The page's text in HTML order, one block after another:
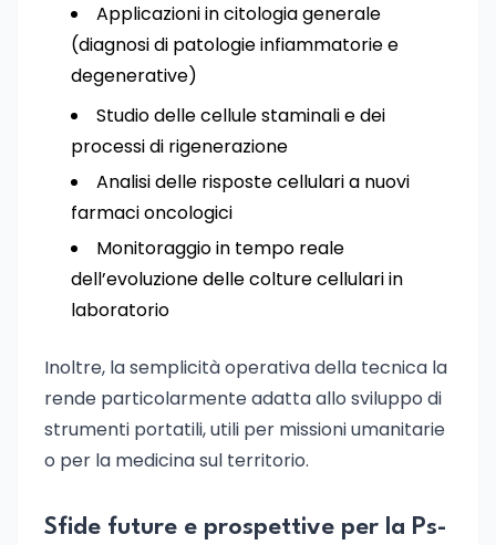
Applicazioni in citologia generale
(diagnosi di patologie infiammatorie e
degenerative)
Studio delle cellule staminali e dei
processi di rigenerazione
Analisi delle risposte cellulari a nuovi
farmaci oncologici
Monitoraggio in tempo reale
dell’evoluzione delle colture cellulari in
laboratorio
Inoltre, la semplicità operativa della tecnica la
rende particolarmente adatta allo sviluppo di
strumenti portatili, utili per missioni umanitarie
o per la medicina sul territorio.
Sfide future e prospettive per la Ps-